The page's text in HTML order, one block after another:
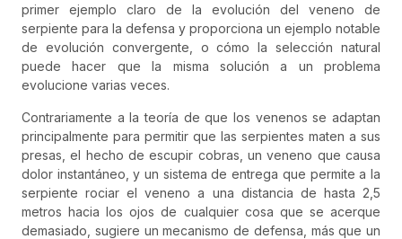
primer ejemplo claro de la evolución del veneno de
serpiente para la defensa y proporciona un ejemplo notable
de evolución convergente, o cómo la selección natural
puede hacer que la misma solución a un problema
evolucione varias veces.
Contrariamente a la teoría de que los venenos se adaptan
principalmente para permitir que las serpientes maten a sus
presas, el hecho de escupir cobras, un veneno que causa
dolor instantáneo, y un sistema de entrega que permite a la
serpiente rociar el veneno a una distancia de hasta 2,5
metros hacia los ojos de cualquier cosa que se acerque
demasiado, sugiere un mecanismo de defensa, más que un